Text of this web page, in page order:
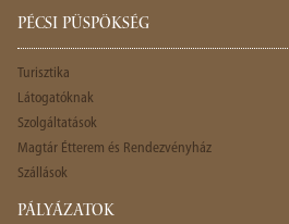
PÉCSI PÜSPÖKSÉG
Turisztika
Látogatóknak
Szolgáltatások
Magtár Étterem és Rendezvényház
Szállások
PÁLYÁZATOK